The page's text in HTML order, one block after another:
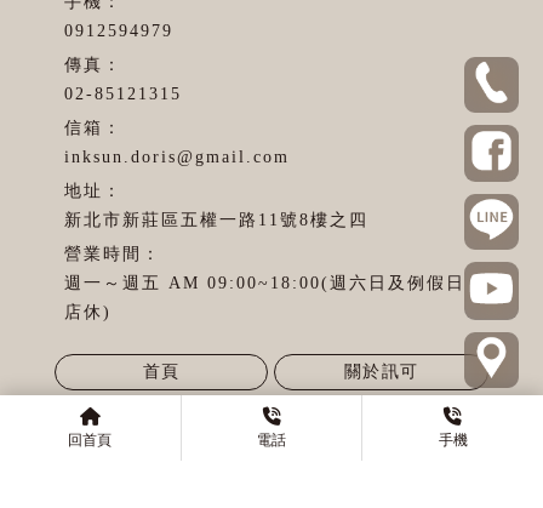
回首頁 電話 手機
0912594979
02-85121315
inksun.doris@gmail.com
新北市新莊區五權一路11號8樓之四
週一～週五 AM 09:00~18:00(週六日及例假日
店休)
首頁 關於訊可